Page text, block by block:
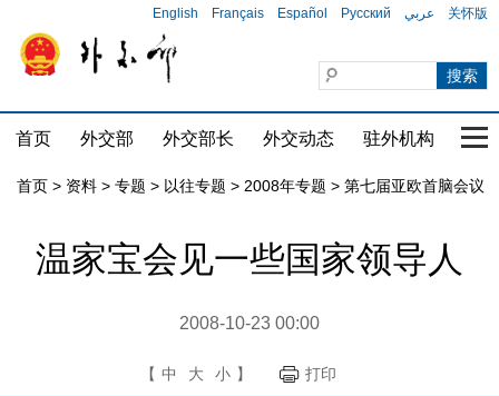
English Français Español Русский عربي 关怀版
首页 外交部 外交部长 外交动态 驻外机构 国
首页 > 资料 > 专题 > 以往专题 > 2008年专题 > 第七届亚欧首脑会议
温家宝会见一些国家领导人
2008-10-23 00:00
【 中 大 小 】 打印